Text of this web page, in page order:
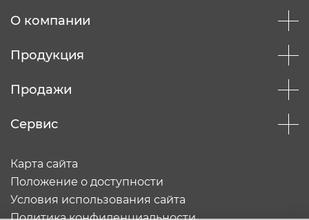
О компании
Продукция
Продажи
Сервис
Карта сайта
Положение о доступности
Условия использования сайта